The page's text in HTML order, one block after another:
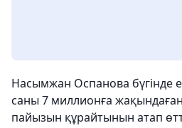
Насымжан Оспанова бүгінде
саны 7 миллионға
пайызын құрайтынын атап